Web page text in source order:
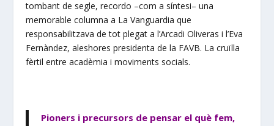
tombant de segle, recordo –com a síntesi– una
memorable columna a La Vanguardia que
responsabilitzava de tot plegat a l’Arcadi Oliveras i l’Eva
Fernàndez, aleshores presidenta de la FAVB. La cruïlla
fèrtil entre acadèmia i moviments socials.
Pioners i precursors de pensar el què fem,